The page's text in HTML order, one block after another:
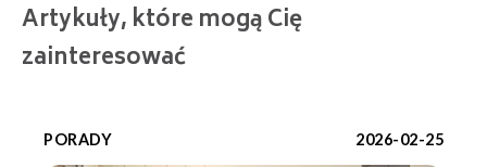
Artykuły, które mogą Cię
zainteresować
PORADY 2026-02-25